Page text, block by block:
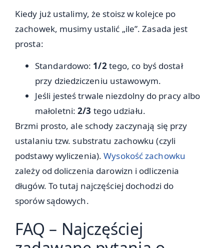
Kiedy już ustalimy, że stoisz w kolejce po
zachowek, musimy ustalić „ile”. Zasada jest
prosta:
Standardowo: 1/2tego, co byś dostał
przy dziedziczeniu ustawowym.
Jeśli jesteś trwale niezdolny do pracy albo
małoletni:2/3 tego udziału.
Brzmi prosto, ale schody zaczynają się przy
ustalaniu tzw. substratu zachowku (czyli
podstawy wyliczenia).Wysokość zachowku
zależy od doliczenia darowizn i odliczenia
długów. To tutaj najczęściej dochodzi do
sporów sądowych.
FAQ – Najczęściej